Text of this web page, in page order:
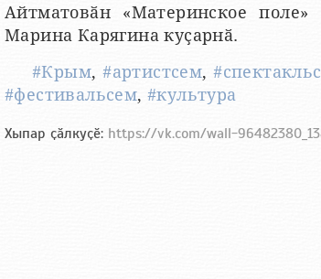
Айтматовӑн «Материнское
Марина Карягина куҫарнӑ.
#Крым,#артистсем,
#фестивальсем,#культура
Хыпар ҫӑлкуҫӗ: https://vk.com/wall-